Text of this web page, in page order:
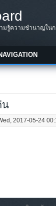
รู้ความชำนาญในก
น
2017-05-24